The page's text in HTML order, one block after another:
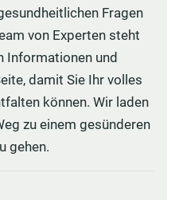
Fragen
von Experten steht
Informationen und
damit Sie Ihr volles
können. Wir laden
zu einem gesünderen
gehen.